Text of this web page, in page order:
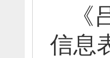
信息